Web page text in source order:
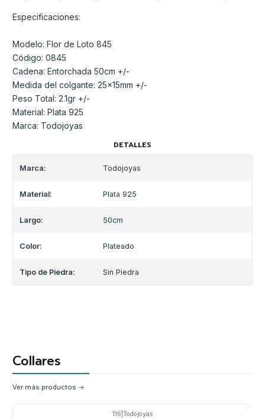
Especificaciones:
Modelo: Flor de Loto 845
Código: 0845
Cadena: Entorchada 50cm +/-
Medida del colgante: 25x15mm +/-
Peso Total: 2.1gr +/-
Material: Plata 925
Marca: Todojoyas
DETALLES
Marca: Todojoyas
Material: Plata 925
Largo: 50cm
Color: Plateado
Tipo de Piedra: Sin Piedra
Collares
Ver más productos
116 Todojoyas